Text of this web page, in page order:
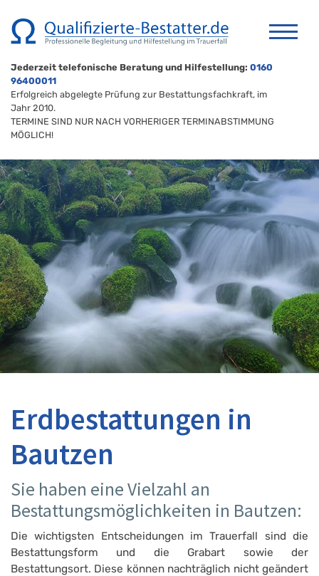
Jederzeit telefonische Beratung und Hilfestellung: 0160
96400011
Erfolgreich abgelegte Prüfung zur Bestattungsfachkraft, im
Jahr 2010.
TERMINE SIND NUR NACH VORHERIGER TERMINABSTIMMUNG
MÖGLICH!
Erdbestattungen in
Bautzen
Sie haben eine Vielzahl an
Bestattungsmöglichkeiten in Bautzen:
Die wichtigsten Entscheidungen im Trauerfall sind die
Bestattungsform und die Grabart sowie der
Bestattungsort. Diese können nachträglich nicht geändert